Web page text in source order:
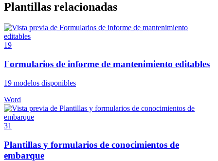
Plantillas relacionadas
19
Formularios de informe de mantenimiento editables
19 modelos disponibles
Word
31
Plantillas y formularios de conocimientos de
embarque